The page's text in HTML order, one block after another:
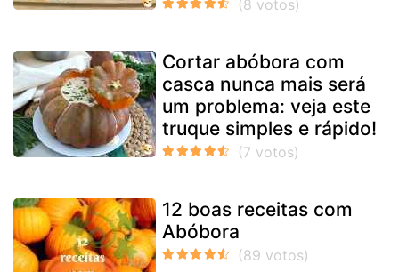
Cortar abóbora com
casca nunca mais será
um problema: veja este
truque simples e rápido!
12 boas receitas com
Abóbora